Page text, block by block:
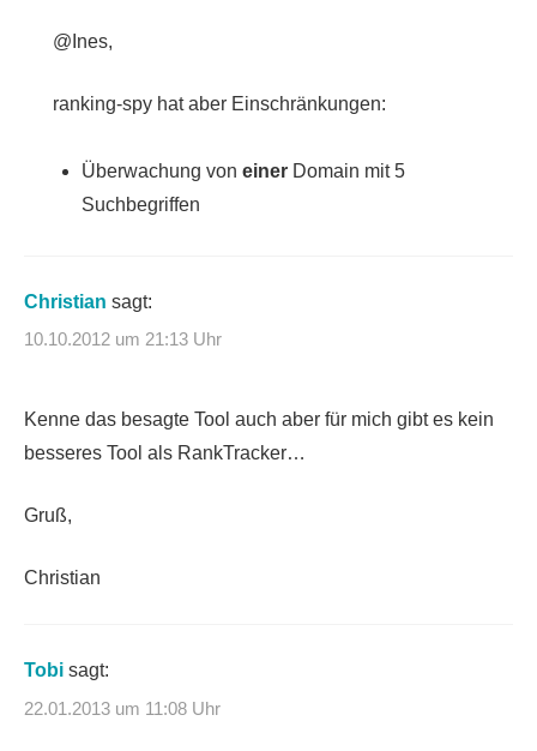
@Ines,
ranking-spy hat aber Einschränkungen:
Überwachung von einer Domain mit 5
Suchbegriffen
Christian sagt:
10.10.2012 um 21:13 Uhr
Kenne das besagte Tool auch aber für mich gibt es kein
besseres Tool als RankTracker…
Gruß,
Christian
Tobi sagt:
22.01.2013 um 11:08 Uhr